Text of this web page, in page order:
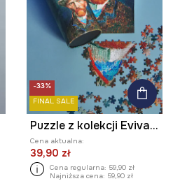
-33%
FINAL SALE
Puzzle z kolekcji Eviva L'arte
Cena aktualna:
39,90 zł
Cena regularna: 59,90 zł
Najniższa cena: 59,90 zł